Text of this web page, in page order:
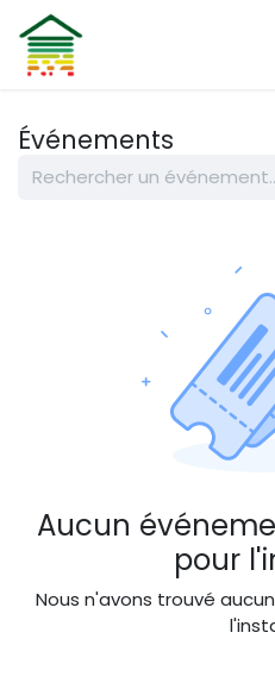
Se rendre au contenu
Événements
Aucun
pour
Nous n'avons trouvé